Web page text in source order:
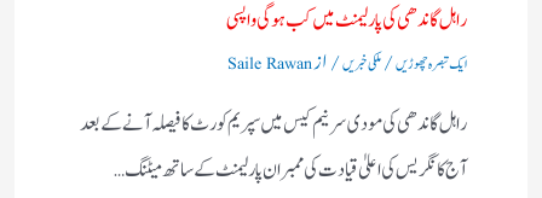
راہل گاندھی کی پارلیمنٹ میں کب ہوگی واپسی
ایک تبصرہ چھوڑیں/ملکی خبریں/ ازSaile Rawan
راہل گاندھی کی مودی سرنیم کیس میں سپریم کورٹ کا فیصلہ آنے کے بعد
آج کانگریس کی اعلیٰ قیادت کی ممبران پارلیمنٹ کے ساتھ میٹنگ…